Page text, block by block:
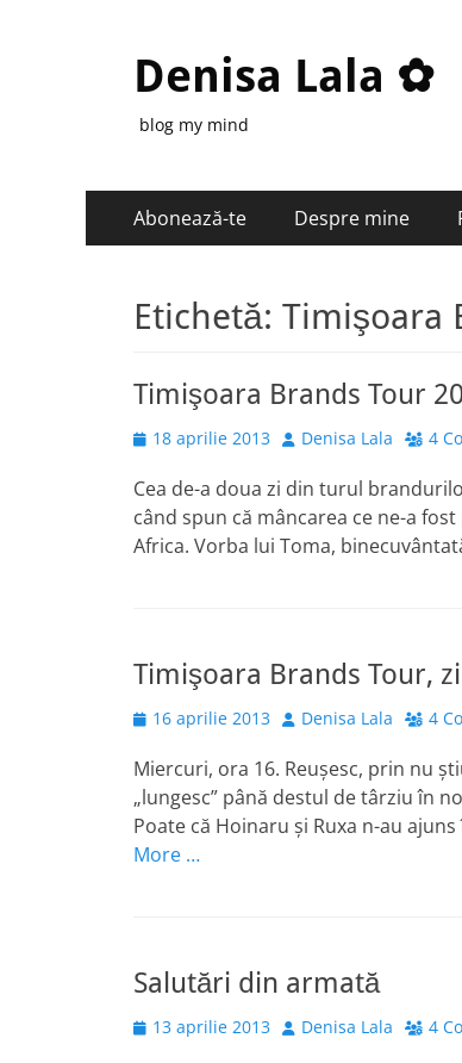
Denisa Lala ✿
blog my mind
Primary
Menu
Abonează-te Despre mine
Etichetă: Timişoara
Timişoara Brands Tour
Posted
18 aprilie 2013 Author
Denisa Lala 4
Cea de-a doua zi din turul
când spun că mâncarea ce ne-a
Africa. Vorba lui Toma,
Timişoara Brands Tour,
Posted
16 aprilie 2013 Author
Denisa Lala 4
Miercuri, ora 16. Reuşesc, prin nu
„lungesc” până destul de târziu în
Poate că Hoinaru şi Ruxa n-au
More …
Salutări din armată
Posted
13 aprilie 2013 Author
Denisa Lala 4